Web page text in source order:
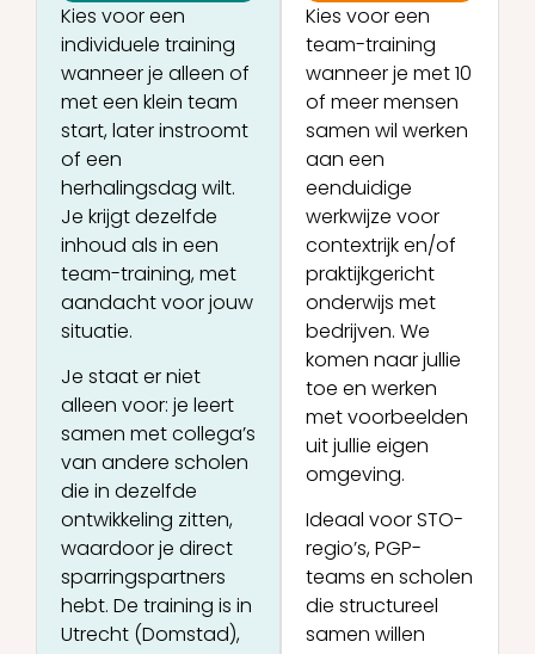
Kies voor een
individuele training
wanneer je alleen of
met een klein team
start, later instroomt
of een
herhalingsdag wilt.
Je krijgt dezelfde
inhoud als in een
team-training, met
aandacht voor jouw
situatie.
Je staat er niet
alleen voor: je leert
samen met collega’s
van andere scholen
die in dezelfde
ontwikkeling zitten,
waardoor je direct
sparringspartners
hebt. De training is in
Utrecht (Domstad),
Kies voor een
team-training
wanneer je met 10
of meer mensen
samen wil werken
aan een
eenduidige
werkwijze voor
contextrijk en/of
praktijkgericht
onderwijs met
bedrijven.We
komen naar jullie
toe en werken
met voorbeelden
uit jullie eigen
omgeving.
Ideaal voor STO-
regio’s, PGP-
teams en scholen
die structureel
samen willen